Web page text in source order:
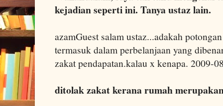
kejadian seperti ini. Tanya ustaz lain.
azamGuest salam ustaz...adakah
termasuk dalam perbelanjaan yang
zakat pendapatan.kalau x kenapa. 2009-
ditolak zakat kerana rumah